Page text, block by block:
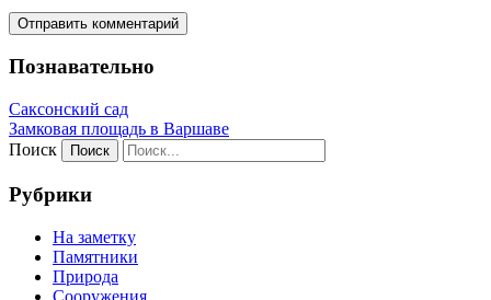
Познавательно
Саксонский сад
Замковая площадь в Варшаве
Поиск
Рубрики
На заметку
Памятники
Природа
Сооружения